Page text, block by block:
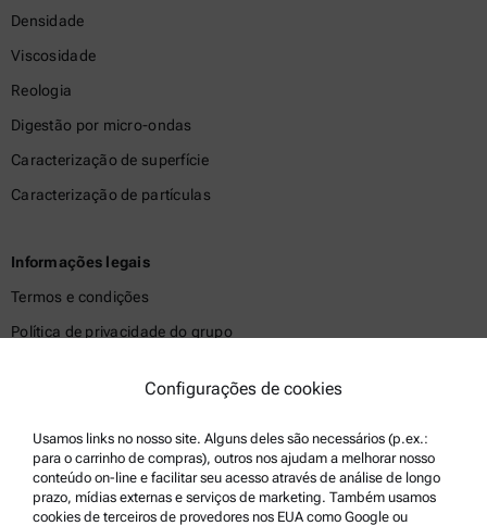
Densidade
Viscosidade
Reologia
Digestão por micro-ondas
Caracterização de superfície
Caracterização de partículas
Informações legais
Termos e condições
Política de privacidade do grupo
Termos de uso
Marcas registradas
Canal de denúncias
Configurações de cookies
Usamos links no nosso site. Alguns deles são necessários (p.ex.:
para o carrinho de compras), outros nos ajudam a melhorar nosso
conteúdo on-line e facilitar seu acesso através de análise de longo
prazo, mídias externas e serviços de marketing. Também usamos
cookies de terceiros de provedores nos EUA como Google ou